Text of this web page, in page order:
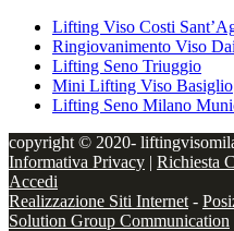
Lifting Viso Costi
Ringiovanimento Viso
Lifting Seno Triuggio
Mini Lifting Viso Basiglio
Lifting Seno Milano
copyright © 2020-
Informativa Privacy | Richiesta
Accedi
Realizzazione Siti Internet -
Solution Group Communication